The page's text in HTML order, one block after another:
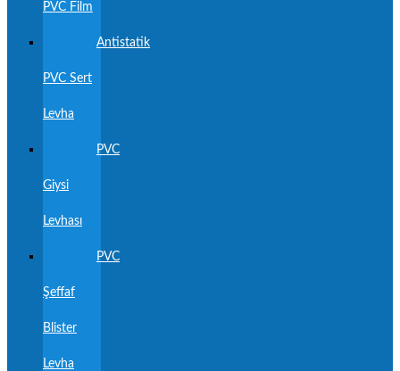
PVC Film
Antistatik
PVC Sert
Levha
PVC
Giysi
Levhası
PVC
Şeffaf
Blister
Levha